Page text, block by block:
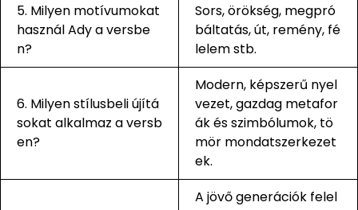
5. Milyen motívumokat
használ Ady a versbe
n?
Sors, örökség, megpró
báltatás, út, remény, fé
lelem stb.
6. Milyen stílusbeli újítá
sokat alkalmaz a versb
en?
Modern, képszerű nyel
vezet, gazdag metafor
ák és szimbólumok, tö
mör mondatszerkezet
ek.
A jövő generációk felel